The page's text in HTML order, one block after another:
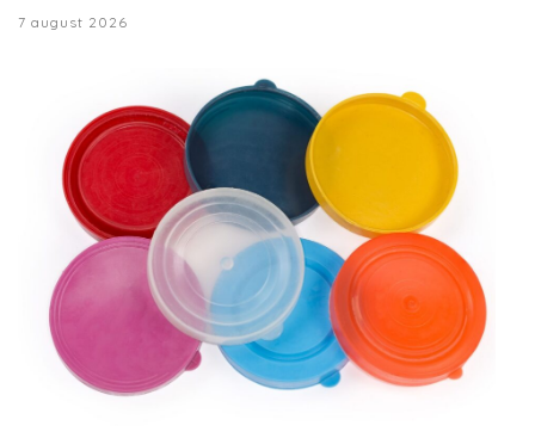
7 august 2026